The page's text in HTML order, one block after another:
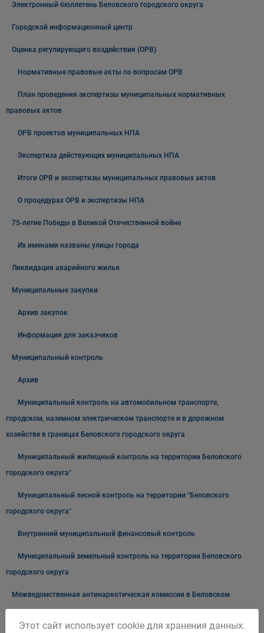
Электронный бюллетень Беловского городского округа
Городской информационный центр
Оценка регулирующего воздействия (ОРВ)
Нормативные правовые акты по вопросам ОРВ
План проведения экспертизы муниципальных нормативных
правовых актов
ОРВ проектов муниципальных НПА
Экспертиза действующих муниципальных НПА
Итоги ОРВ и экспертизы муниципальных правовых актов
О процедурах ОРВ и экспертизы НПА
75-летие Победы в Великой Отечественной войне
Их именами названы улицы города
Ликвидация аварийного жилья
Муниципальные закупки
Архив закупок
Информация для заказчиков
Муниципальный контроль
Архив
Муниципальный контроль на автомобильном транспорте,
городском, наземном электрическом транспорте и в дорожном
хозяйстве в границах Беловского городского округа
Муниципальный жилищный контроль на территории Беловского
городского округа"
Муниципальный лесной контроль на территории "Беловского
городского округа"
Внутренний муниципальный финансовый контроль
Муниципальный земельный контроль на территории Беловского
городского округа
Межведомственная антинаркотическая комиссии в Беловском
городском округе
Этот сайт использует cookie для хранения данных.